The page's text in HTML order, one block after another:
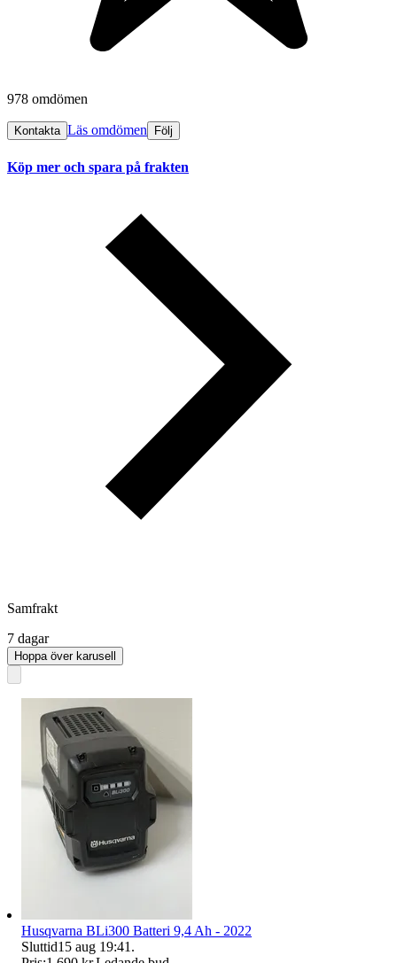
978 omdömen
Kontakta Läs omdömen Följ
Köp mer och spara på frakten
Samfrakt
7 dagar
Hoppa över karusell
Husqvarna BLi300 Batteri 9,4 Ah - 2022
Sluttid15 aug 19:41 .